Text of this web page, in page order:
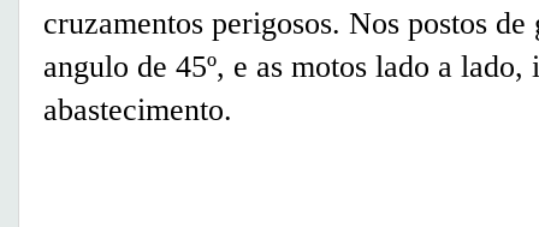
cruzamentos perigosos. Nos postos
angulo de 45º, e as motos lado a
abastecimento.